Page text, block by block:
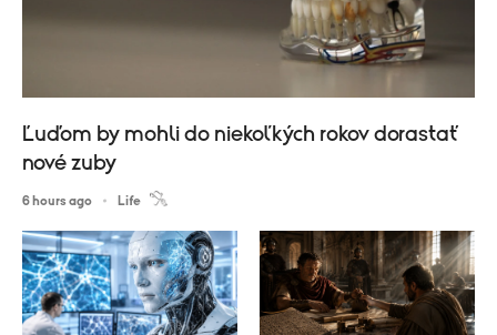
Ľuďom by mohli do niekoľkých rokov dorastať
nové zuby
6 hours ago Life